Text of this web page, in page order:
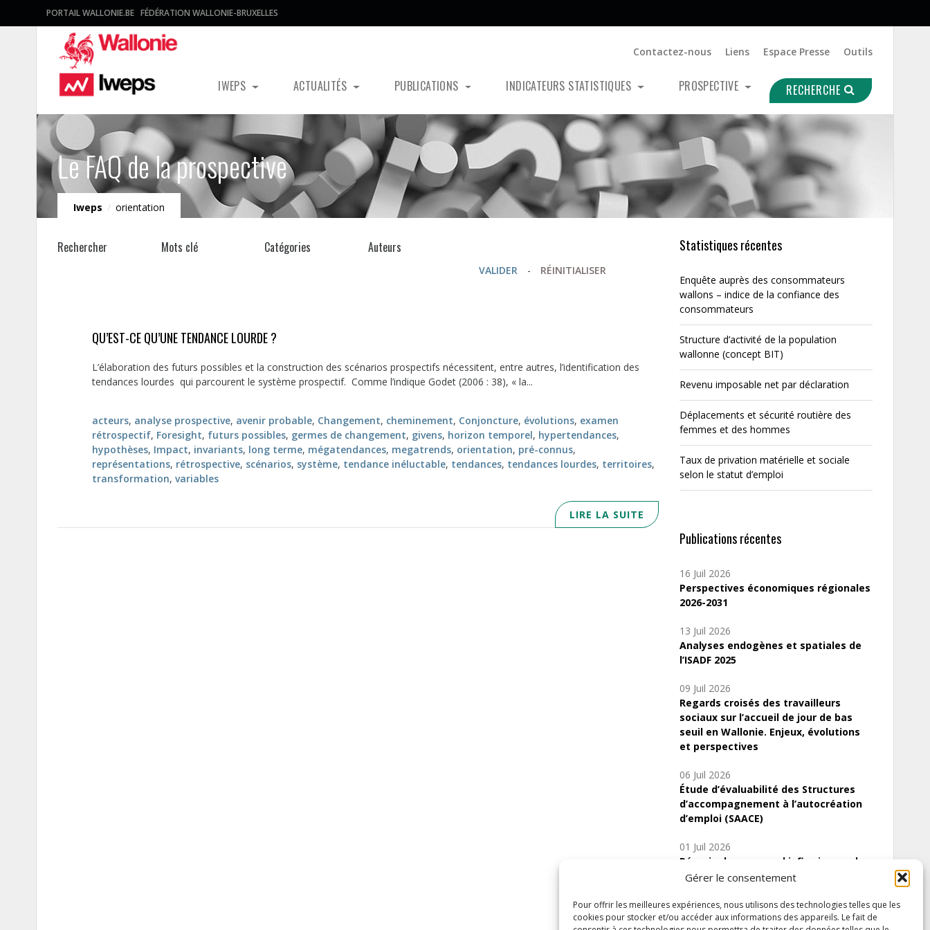
Gérer le consentement
Pour offrir les meilleures expériences, nous utilisons des technologies telles que les
cookies pour stocker et/ou accéder aux informations des appareils. Le fait de
PORTAIL WALLONIE.BE FÉDÉRATION WALLONIE-BRUXELLES
Contactez-nous Liens Espace Presse Outils
IWEPS ACTUALITÉS PUBLICATIONS INDICATEURS STATISTIQUES PROSPECTIVE RECHERCHE
Le FAQ de la prospective
Iweps / orientation
Rechercher Mots clé Catégories Auteurs
VALIDER - RÉINITIALISER
QU’EST-CE QU’UNE TENDANCE LOURDE ?
L’élaboration des futurs possibles et la construction des scénarios prospectifs nécessitent, entre autres, l’identification des
tendances lourdes qui parcourent le système prospectif. Comme l’indique Godet (2006 : 38), « la...
acteurs, analyse prospective, avenir probable, Changement, cheminement, Conjoncture, évolutions, examen
rétrospectif, Foresight, futurs possibles, germes de changement, givens, horizon temporel, hypertendances,
hypothèses, Impact, invariants, long terme, mégatendances, megatrends, orientation, pré-connus,
représentations, rétrospective, scénarios, système, tendance inéluctable, tendances, tendances lourdes, territoires,
transformation, variables
LIRE LA SUITE
Statistiques récentes
Enquête auprès des consommateurs
wallons – indice de la confiance des
consommateurs
Structure d’activité de la population
wallonne (concept BIT)
Revenu imposable net par déclaration
Déplacements et sécurité routière des
femmes et des hommes
Taux de privation matérielle et sociale
selon le statut d’emploi
Publications récentes
16 Juil 2026
Perspectives économiques régionales
2026-2031
13 Juil 2026
Analyses endogènes et spatiales de
l’ISADF 2025
09 Juil 2026
Regards croisés des travailleurs
sociaux sur l’accueil de jour de bas
seuil en Wallonie. Enjeux, évolutions
et perspectives
06 Juil 2026
Étude d’évaluabilité des Structures
d’accompagnement à l’autocréation
d’emploi (SAACE)
01 Juil 2026
Pénurie du personnel infirmier :quels
indicateurs d’offre de soins pour